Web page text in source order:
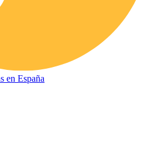
en España